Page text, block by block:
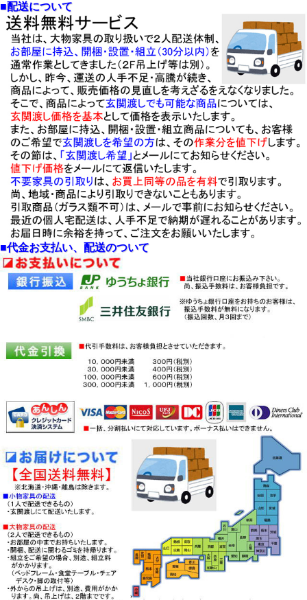
◇「未来」シリーズ
「未来」４点ｾｯﾄ
（1500T、1300背付・回
転ﾁｪｱ×２）
「未来」3点ｾｯﾄ
（1800T、1600背付・
1600ﾍﾞﾝﾁ）
「未来」3点ｾｯﾄ（1000円
卓、回転ﾁｪｱ×２）
「未来」1500テーブル
（1000円卓・1800ﾃｰﾌﾞ
ﾙ）
「未来」1300ベンチ
（1600ﾍﾞﾝﾁ）
「未来」回転チェア
アもあります。
・MADE IN THAILAND
【基本仕様】
□１３００背付ベンチ：W１３０
×D７０×H７６/SH４１cm（組立
式）
・木部：ラバーウッド集成無垢
材・ウレタン塗装
・張地：ファブリック
・詰物：ウレタンフォーム
◆ご注意
★会員登録で更にお買い得
・サイト左上より、簡単に登録い
ただけます。
・送料無料（北海道・沖縄・離島
除く）でお届けします。
・組立は、有料です。お希望の方
は、MAILでご連絡ください。
・この家具の配送は、基本として
玄関先渡し
□下記の区域内では、玄関先へ梱
包状態で配送対応
・本州全域、四国、九州全域（沖
・但し、離島と一部山間地等
は、 対応できない区域も有り
・お届先を、MAILにて具体的に
お問合せ下さい。
願いします。
必要になります。
・モニターにより、実物の色と異
なることがあります。
■配送について
■代金お支払い、配送のついて